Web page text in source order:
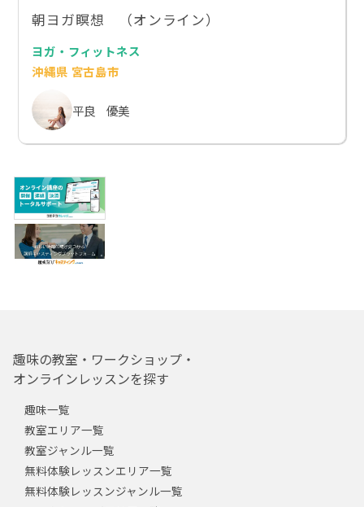
朝ヨガ瞑想 （オンライン）
ヨガ・フィットネス
沖縄県 宮古島市
平良 優美
趣味の教室・ワークショップ・
オンラインレッスンを探す
趣味一覧
教室エリア一覧
教室ジャンル一覧
無料体験レッスンエリア一覧
無料体験レッスンジャンル一覧